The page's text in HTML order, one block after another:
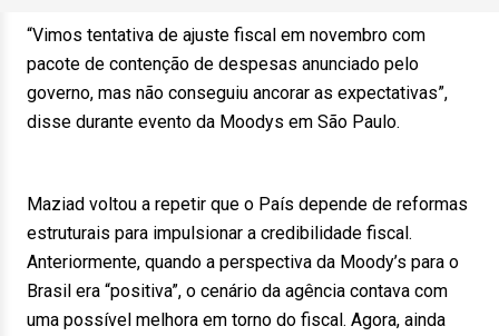
“Vimos tentativa de ajuste fiscal em novembro com
pacote de contenção de despesas anunciado pelo
governo, mas não conseguiu ancorar as expectativas”,
disse durante evento da Moodys em São Paulo.
Maziad voltou a repetir que o País depende de reformas
estruturais para impulsionar a credibilidade fiscal.
Anteriormente, quando a perspectiva da Moody’s para o
Brasil era “positiva”, o cenário da agência contava com
uma possível melhora em torno do fiscal. Agora, ainda